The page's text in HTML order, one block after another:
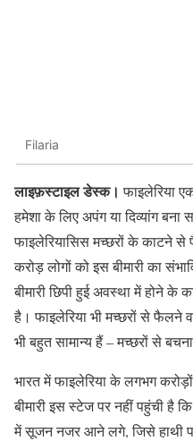
Filaria
लाइफ़स्टाइल डेस्क। फाइलेरिया
हमेशा के लिए अपंग या दिव्यांग
फाइलेरियासिस मच्छरों के काटने
करोड़ लोगों को इस बीमारी का
बीमारी छिपी हुई अवस्था में होने के
है। फाइलेरिया भी मच्छरों से फैलने
भी बहुत सामान्य हैं – मच्छरों से
भारत में फाइलेरिया के लगभग
बीमारी इस स्टेज पर नहीं पहुंची है
में सूजन नजर आने लगे, जिसे हाथी